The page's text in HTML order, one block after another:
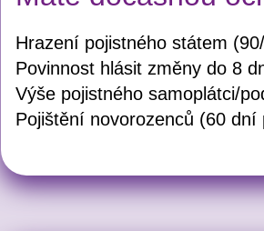
Hrazení pojistného státem
Povinnost hlásit změny do 8
Výše pojistného samoplátci/
Pojištění novorozenců (60 dní